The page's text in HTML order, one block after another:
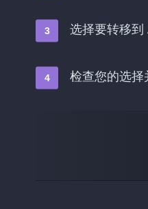
选择要转移到
检查您的选择